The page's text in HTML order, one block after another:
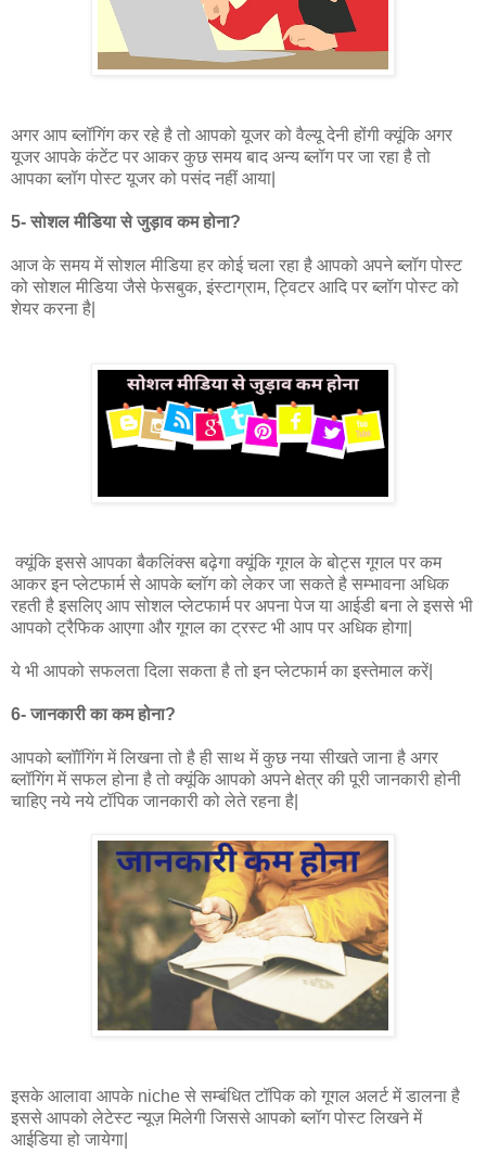
अगर आप ब्लॉगिंग कर रहे है तो आपको यूजर को वैल्यू देनी होंगी क्यूंकि अगर
यूजर आपके कंटेंट पर आकर कुछ समय बाद अन्य ब्लॉग पर जा रहा है तो
आपका ब्लॉग पोस्ट यूजर को पसंद नहीं आया|
5- सोशल मीडिया से जुड़ाव कम होना?
आज के समय में सोशल मीडिया हर कोई चला रहा है आपको अपने ब्लॉग पोस्ट
को सोशल मीडिया जैसे फेसबुक, इंस्टाग्राम, ट्विटर आदि पर ब्लॉग पोस्ट को
शेयर करना है|
क्यूंकि इससे आपका बैकलिंक्स बढ़ेगा क्यूंकि गूगल के बोट्स गूगल पर कम
आकर इन प्लेटफार्म से आपके ब्लॉग को लेकर जा सकते है सम्भावना अधिक
रहती है इसलिए आप सोशल प्लेटफार्म पर अपना पेज या आईडी बना ले इससे भी
आपको ट्रैफिक आएगा और गूगल का ट्रस्ट भी आप पर अधिक होगा|
ये भी आपको सफलता दिला सकता है तो इन प्लेटफार्म का इस्तेमाल करें|
6- जानकारी का कम होना?
आपको ब्लॉॉगिंग में लिखना तो है ही साथ में कुछ नया सीखते जाना है अगर
ब्लॉगिंग में सफल होना है तो क्यूंकि आपको अपने क्षेत्र की पूरी जानकारी होनी
चाहिए नये नये टॉपिक जानकारी को लेते रहना है|
इसके आलावा आपके niche से सम्बंधित टॉपिक को गूगल अलर्ट में डालना है
इससे आपको लेटेस्ट न्यूज़ मिलेगी जिससे आपको ब्लॉग पोस्ट लिखने में
आईडिया हो जायेगा|